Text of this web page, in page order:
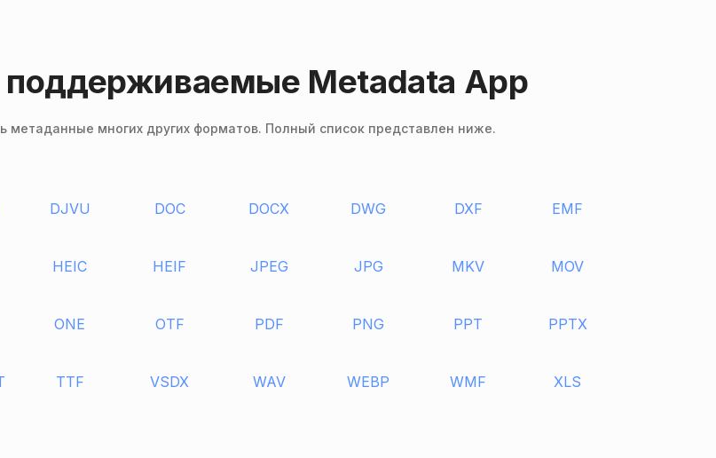
Metadata App
метаданные многих других форматов. Полный список представлен ниже.
DJVU DOC DOCX DWG DXF EMF
HEIC HEIF JPEG JPG MKV MOV
ONE OTF PDF PNG PPT PPTX
TTF VSDX WAV WEBP WMF XLS